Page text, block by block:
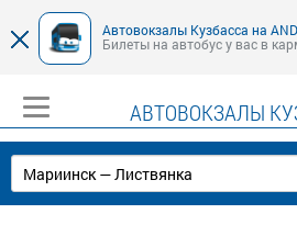
Автовокзалы Кузбасса на
Билеты на автобус у вас в
АВТОВОКЗАЛЫ